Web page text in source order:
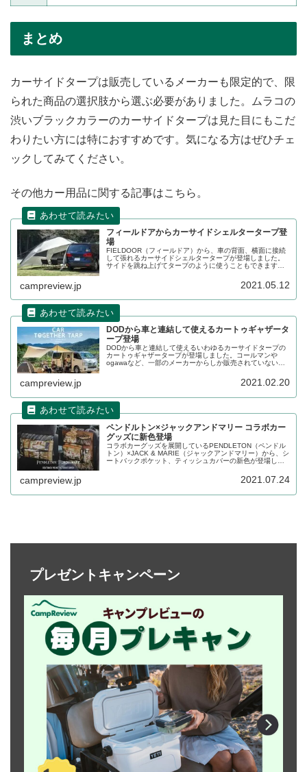
まとめ
カーサイドタープは販売しているメーカーも限定的で、限
られた商品の選択肢から選ぶ必要がありました。ムラコの
渋いブラックカラーのカーサイドタープは見た目にもこだ
わりたい方には特におすすめです。気になる方はぜひチェ
ックしてみてください。
その他カー用品に関する記事はこちら。
フィールドアからカーサイドシェルタータープ登
場
FIELDOOR（フィールドア）から、車の背面、横面に接続
して張れるカーサイドシェルタータープが登場しました。
サイドを跳ね上げてタープのように使うこともできます
campreview.jp 2021.05.12
DODから車と連結して使えるカートゥギャザータ
ープ登場
DODから車と連結して使えるいわゆるカーサイドタープの
カートゥギャザータープが登場しました。コールマンや
ogawaなど、一部のメーカーからしか販売されていないカ
どんな特徴があるでしょう。詳細をレビューします。
campreview.jp 2021.02.20
ペンドルトン×ジャックアンドマリー コラボカー
グッズに新色登場
コラボカーグッズを展開しているPENDLETON（ペンドル
トン）×JACK & MARIE（ジャックアンドマリー）から、シ
ートバックポケット、ティッシュカバーの新色が登場しま
campreview.jp 2021.07.24
プレゼントキャンペーン